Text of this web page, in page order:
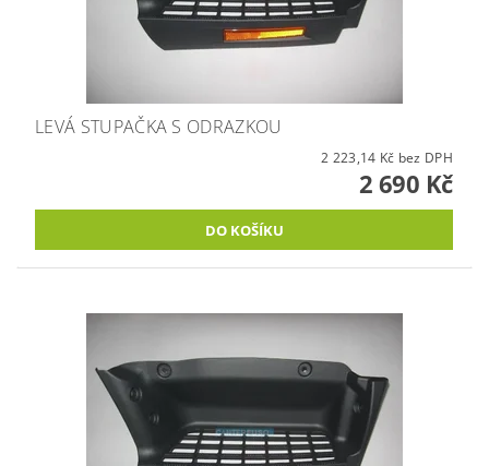
LEVÁ STUPAČKA S ODRAZKOU
2 223,14 Kč bez DPH
2 690 Kč